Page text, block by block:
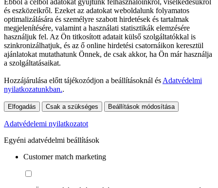
és eszközeikről. Ezeket az adatokat weboldalunk folyamatos
optimalizálására és személyre szabott hirdetések és tartalmak
megjelenítésére, valamint a használati statisztikák elemzésére
használjuk fel. Az Ön titkosított adatait külső szolgáltatókkal is
szinkronizálhatjuk, és az ő online hirdetési csatornáikon keresztül
ajánlatokat mutathatunk Önnek, de csak akkor, ha Ön már használja
a szolgáltatásaikat.
Hozzájárulása előtt tájékozódjon a beállításoknál és Adatvédelmi
nyilatkozatunkban..
Elfogadás Csak a szükséges Beállítások módosítása
Adatvédelemi nyilatkozatot
Egyéni adatvédelmi beállítások
Customer match marketing